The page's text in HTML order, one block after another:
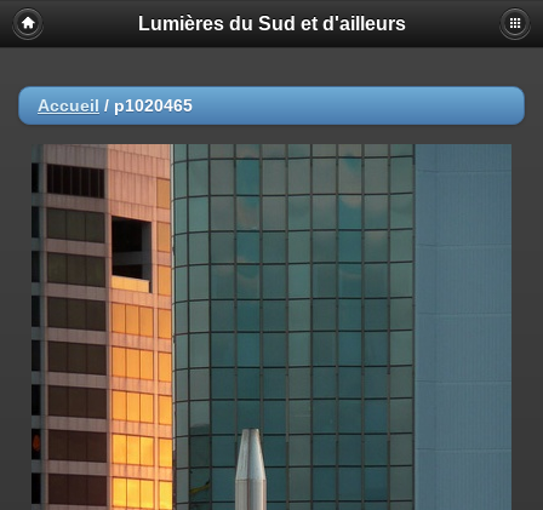
Lumières du Sud et d'ailleurs
Accueil / p1020465